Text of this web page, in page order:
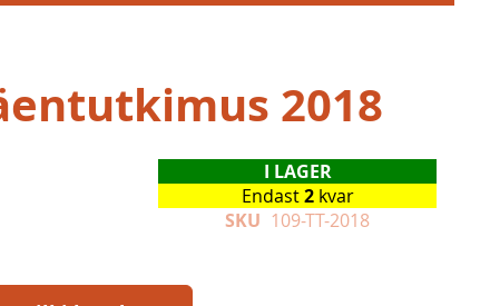
2018
I LAGER
Endast2kvar
SKU 109-TT-2018